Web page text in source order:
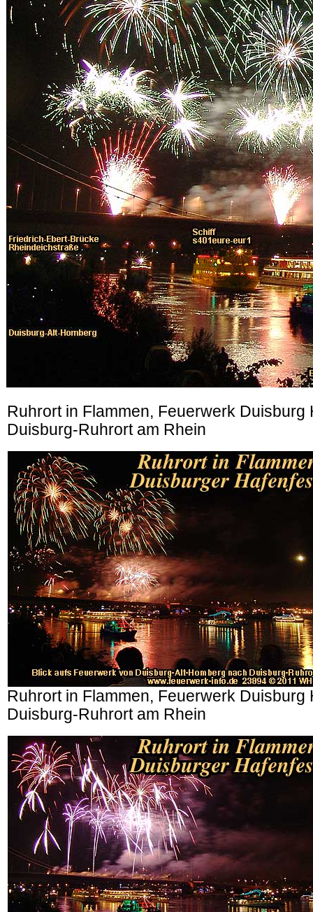
Ruhrort in Flammen, Feuerwerk Duisburg
Duisburg-Ruhrort am Rhein
Ruhrort in Flammen, Feuerwerk Duisburg
Duisburg-Ruhrort am Rhein